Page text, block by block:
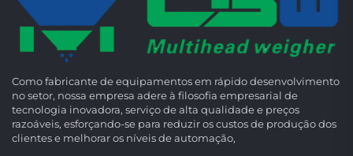
Como fabricante de equipamentos em rápido desenvolvimento
no setor, nossa empresa adere à filosofia empresarial de
tecnologia inovadora, serviço de alta qualidade e preços
razoáveis, esforçando-se para reduzir os custos de produção dos
clientes e melhorar os níveis de automação,